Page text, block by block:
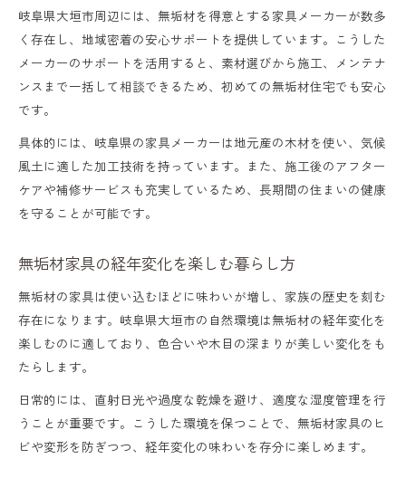
岐阜県大垣市周辺には、無垢材を得意とする家具メーカーが数多
く存在し、地域密着の安心サポートを提供しています。こうした
メーカーのサポートを活用すると、素材選びから施工、メンテナ
ンスまで一括して相談できるため、初めての無垢材住宅でも安心
です。
具体的には、岐阜県の家具メーカーは地元産の木材を使い、気候
風土に適した加工技術を持っています。また、施工後のアフター
ケアや補修サービスも充実しているため、長期間の住まいの健康
を守ることが可能です。
無垢材家具の経年変化を楽しむ暮らし方
無垢材の家具は使い込むほどに味わいが増し、家族の歴史を刻む
存在になります。岐阜県大垣市の自然環境は無垢材の経年変化を
楽しむのに適しており、色合いや木目の深まりが美しい変化をも
たらします。
日常的には、直射日光や過度な乾燥を避け、適度な湿度管理を行
うことが重要です。こうした環境を保つことで、無垢材家具のヒ
ビや変形を防ぎつつ、経年変化の味わいを存分に楽しめます。